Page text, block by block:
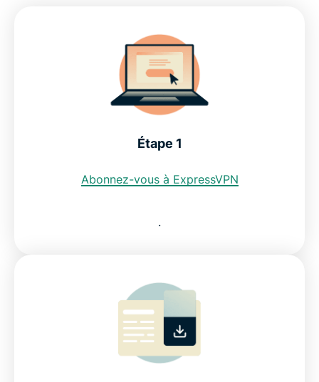
Est-ce que je peux utiliser un VPN gratuit pour
obtenir une adresse IP marocaine ?
Les restrictions sur internet au Maroc
Découvrez pourquoi ExpressVPN est le meilleur
Obtenez une adresse IP du Maroc
Étape 1
Abonnez-vous à ExpressVPN
.